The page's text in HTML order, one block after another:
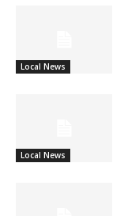
Local News
Local News